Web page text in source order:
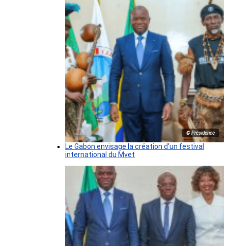
© Présidence
Le Gabon envisage la création d’un festival
international du Mvet